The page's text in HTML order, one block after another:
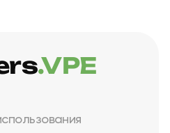
.VPE